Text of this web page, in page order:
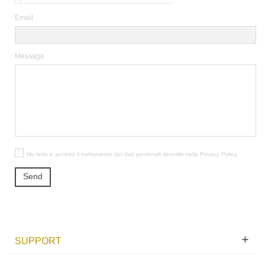
Email
Message
Ho letto e accetto il trattamento dei dati personali descritti nella Privacy Policy
Send
SUPPORT